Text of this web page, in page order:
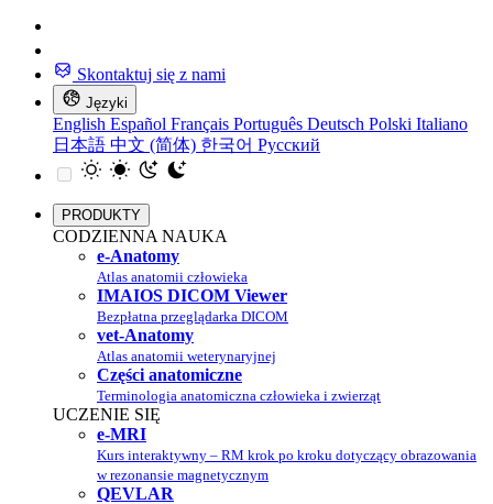
Skontaktuj się z nami
Języki
English Español Français Português Deutsch Polski Italiano
日本語 中文 (简体) 한국어 Русский
PRODUKTY
CODZIENNA NAUKA
e-Anatomy
Atlas anatomii człowieka
IMAIOS DICOM Viewer
Bezpłatna przeglądarka DICOM
vet-Anatomy
Atlas anatomii weterynaryjnej
Części anatomiczne
Terminologia anatomiczna człowieka i zwierząt
UCZENIE SIĘ
e-MRI
Kurs interaktywny – RM krok po kroku dotyczący obrazowania
w rezonansie magnetycznym
QEVLAR